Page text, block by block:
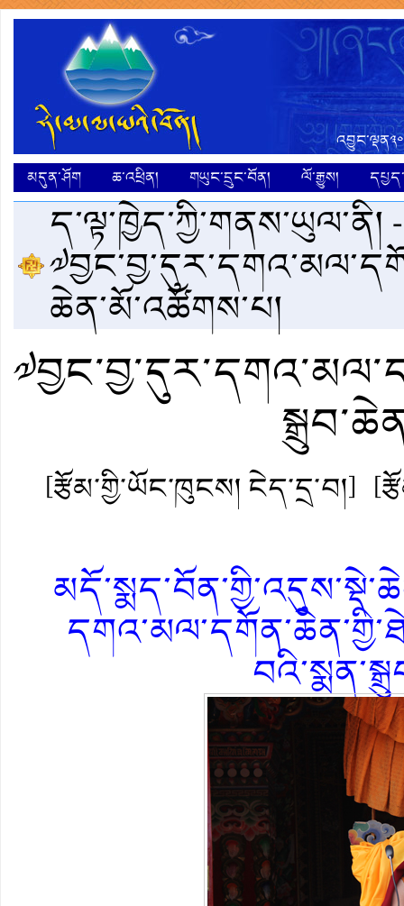
མདུན་ཤོག
ཆ་འཕྲིན། གཡུང་དྲུང་བོན། ལོ་རྒྱུས།
ད་ལྟ་ཁྱེད་ཀྱི་གནས་ཡུལ་ནི།
ཆེན་མོ་འཚོགས་པ།
[རྩོམ་གྱི་ཡོང་ཁུངས། ངེད་དྲ་བ།]